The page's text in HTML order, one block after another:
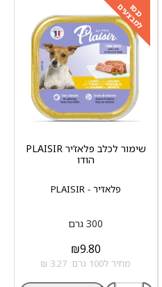
כנסו
למבצעים
פלאז‘יר - PLAISIR
שימור לכלב פלאז‘יר PLAISIR
הודו
300 גרם
₪9.80
מחיר ל100 גרם: 3.27 ₪